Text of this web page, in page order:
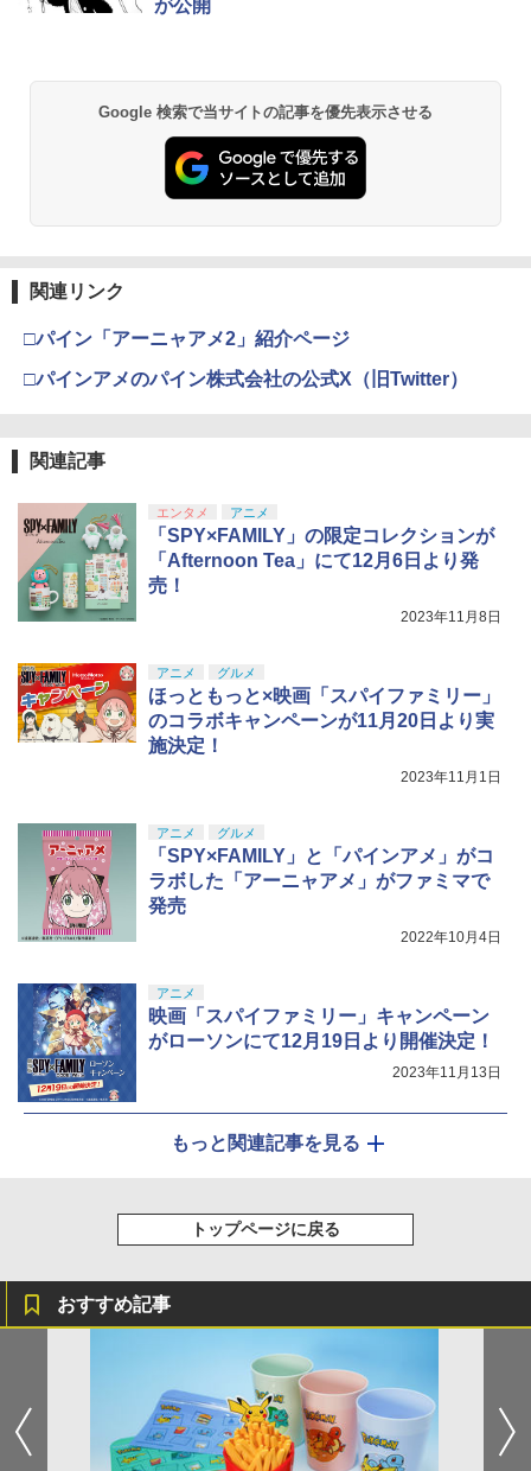
が公開
Google 検索で当サイトの記事を優先表示させる
関連リンク
□パイン「アーニャアメ2」紹介ページ
□パインアメのパイン株式会社の公式X（旧Twitter）
関連記事
エンタメ アニメ
「SPY×FAMILY」の限定コレクションが
「Afternoon Tea」にて12月6日より発
売！
2023年11月8日
アニメ グルメ
ほっともっと×映画「スパイファミリー」
のコラボキャンペーンが11月20日より実
施決定！
2023年11月1日
アニメ グルメ
「SPY×FAMILY」と「パインアメ」がコ
ラボした「アーニャアメ」がファミマで
発売
2022年10月4日
アニメ
映画「スパイファミリー」キャンペーン
がローソンにて12月19日より開催決定！
2023年11月13日
もっと関連記事を見る
トップページに戻る
おすすめ記事